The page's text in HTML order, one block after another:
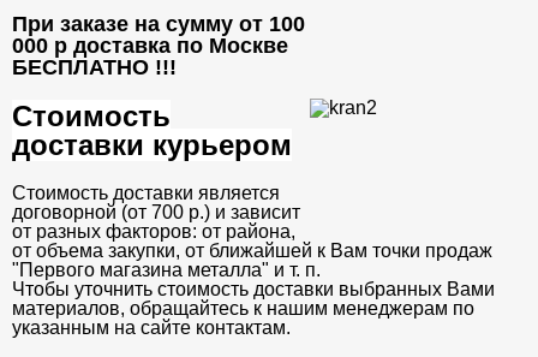
При заказе на сумму от 100
000 р доставка по Москве
БЕСПЛАТНО !!!
Стоимость
доставки курьером
Стоимость доставки является
договорной (от 700 р.) и зависит
от разных факторов: от района,
от объема закупки, от ближайшей к Вам точки продаж
"Первого магазина металла" и т. п.
Чтобы уточнить стоимость доставки выбранных Вами
материалов, обращайтесь к нашим менеджерам по
указанным на сайте контактам.